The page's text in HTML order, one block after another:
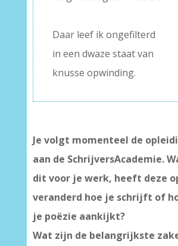
Daar leef ik ongefilterd
in een dwaze staat van
knusse opwinding.
Je volgt momenteel de
aan de SchrijversAcademie.
dit voor je werk, heeft deze
veranderd hoe je schrijft of
je poëzie aankijkt?
Wat zijn de belangrijkste